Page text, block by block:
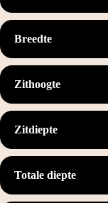
Breedte
Zithoogte
Zitdiepte
Totale diepte